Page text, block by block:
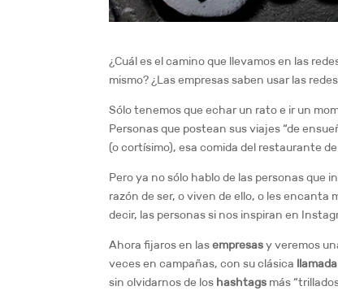
¿Cuál es el camino que llevamos en las
mismo? ¿Las empresas saben usar las
Sólo tenemos que echar un rato e ir un
Personas que postean sus viajes “de
(o cortísimo), esa comida del restaurante
Pero ya no sólo hablo de las personas
razón de ser, o viven de ello, o les encanta
decir, las personas si nos inspiran en
Ahora fijaros en lasempresasy veremos
veces en campañas, con su clásica
sin olvidarnos de los hashtags más